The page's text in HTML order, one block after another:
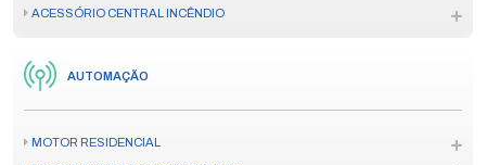
ACESSÓRIO CENTRAL INCÊNDIO
AUTOMAÇÃO
MOTOR RESIDENCIAL